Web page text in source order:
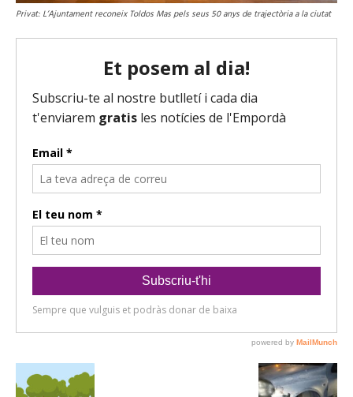
Privat: L’Ajuntament reconeix Toldos Mas pels seus 50 anys de trajectòria a la ciutat